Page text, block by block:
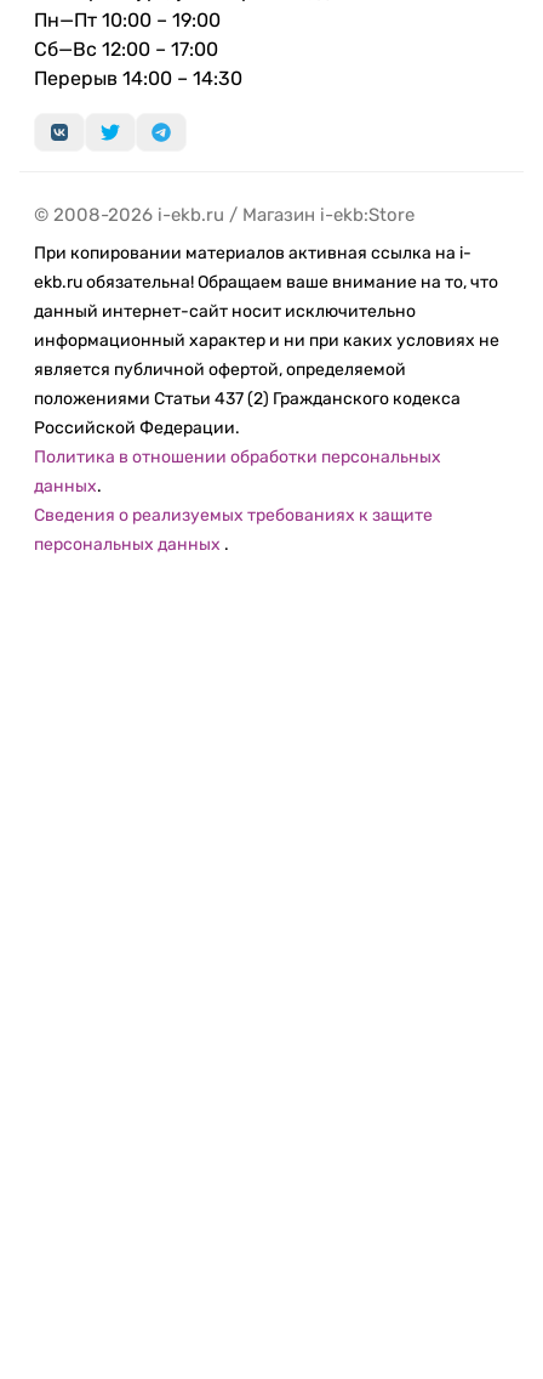
Пн—Пт 10:00 – 19:00
Сб—Вс 12:00 – 17:00
Перерыв 14:00 – 14:30
© 2008-2026 i-ekb.ru / Магазин i-ekb:Store
При копировании материалов активная ссылка на i-
ekb.ru обязательна! Обращаем ваше внимание на то, что
данный интернет-сайт носит исключительно
информационный характер и ни при каких условиях не
является публичной офертой, определяемой
положениями Статьи 437 (2) Гражданского кодекса
Российской Федерации.
Политика в отношении обработки персональных
данных.
Сведения о реализуемых требованиях к защите
персональных данных .